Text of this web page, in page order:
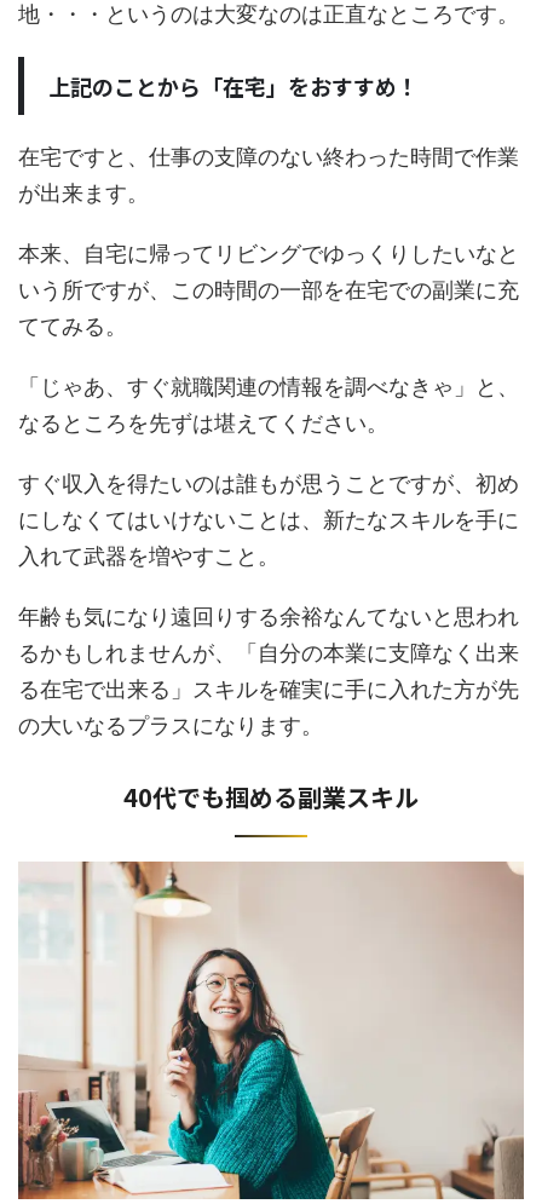
地・・・というのは大変なのは正直なところです。
上記のことから「在宅」をおすすめ！
在宅ですと、仕事の支障のない終わった時間で作業
が出来ます。
本来、自宅に帰ってリビングでゆっくりしたいなと
いう所ですが、この時間の一部を在宅での副業に充
ててみる。
「じゃあ、すぐ就職関連の情報を調べなきゃ」と、
なるところを先ずは堪えてください。
すぐ収入を得たいのは誰もが思うことですが、初め
にしなくてはいけないことは、新たなスキルを手に
入れて武器を増やすこと。
年齢も気になり遠回りする余裕なんてないと思われ
るかもしれませんが、「自分の本業に支障なく出来
る在宅で出来る」スキルを確実に手に入れた方が先
の大いなるプラスになります。
40代でも掴める副業スキル